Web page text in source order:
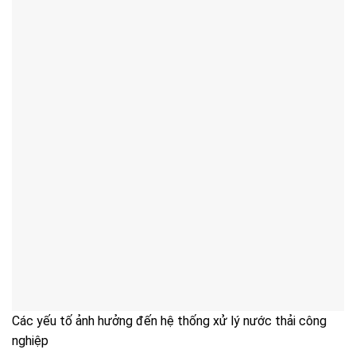
Các yếu tố ảnh hưởng đến hệ thống xử lý nước thải công
nghiệp